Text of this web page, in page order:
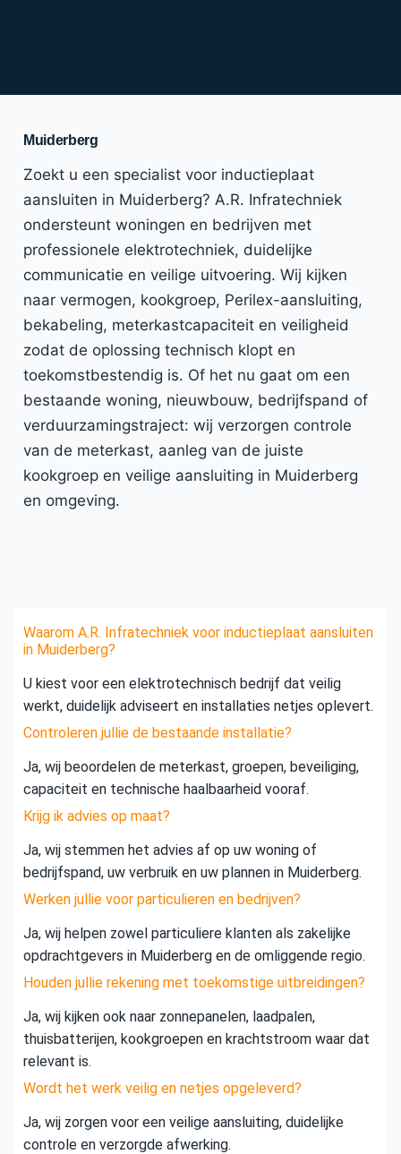
Muiderberg
Zoekt u een specialist voor inductieplaat
aansluiten in Muiderberg? A.R. Infratechniek
ondersteunt woningen en bedrijven met
professionele elektrotechniek, duidelijke
communicatie en veilige uitvoering. Wij kijken
naar vermogen, kookgroep, Perilex-aansluiting,
bekabeling, meterkastcapaciteit en veiligheid
zodat de oplossing technisch klopt en
toekomstbestendig is. Of het nu gaat om een
bestaande woning, nieuwbouw, bedrijfspand of
verduurzamingstraject: wij verzorgen controle
van de meterkast, aanleg van de juiste
kookgroep en veilige aansluiting in Muiderberg
en omgeving.
Waarom A.R. Infratechniek voor inductieplaat aansluiten
in Muiderberg?
U kiest voor een elektrotechnisch bedrijf dat veilig
werkt, duidelijk adviseert en installaties netjes oplevert.
Controleren jullie de bestaande installatie?
Ja, wij beoordelen de meterkast, groepen, beveiliging,
capaciteit en technische haalbaarheid vooraf.
Krijg ik advies op maat?
Ja, wij stemmen het advies af op uw woning of
bedrijfspand, uw verbruik en uw plannen in Muiderberg.
Werken jullie voor particulieren en bedrijven?
Ja, wij helpen zowel particuliere klanten als zakelijke
opdrachtgevers in Muiderberg en de omliggende regio.
Houden jullie rekening met toekomstige uitbreidingen?
Ja, wij kijken ook naar zonnepanelen, laadpalen,
thuisbatterijen, kookgroepen en krachtstroom waar dat
relevant is.
Wordt het werk veilig en netjes opgeleverd?
Ja, wij zorgen voor een veilige aansluiting, duidelijke
controle en verzorgde afwerking.